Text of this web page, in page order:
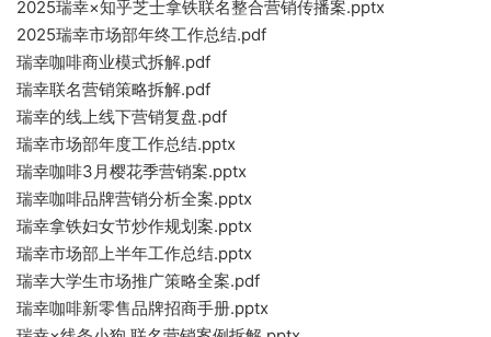
2025瑞幸×知乎芝士拿铁联名整合营销传播案.pptx
2025瑞幸市场部年终工作总结.pdf
瑞幸咖啡商业模式拆解.pdf
瑞幸联名营销策略拆解.pdf
瑞幸的线上线下营销复盘.pdf
瑞幸市场部年度工作总结.pptx
瑞幸咖啡3月樱花季营销案.pptx
瑞幸咖啡品牌营销分析全案.pptx
瑞幸拿铁妇女节炒作规划案.pptx
瑞幸市场部上半年工作总结.pptx
瑞幸大学生市场推广策略全案.pdf
瑞幸咖啡新零售品牌招商手册.pptx